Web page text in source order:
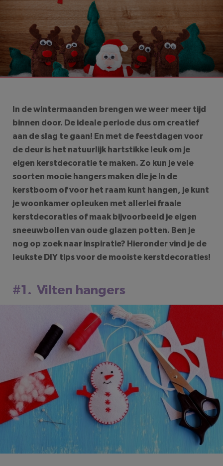
LEESTIJD: 5
MINUTEN
We raden je aan Albelli ,YourSurprise
te
bekijken
In de wintermaanden brengen we weer meer tijd
binnen door. De ideale periode dus om creatief
aan de slag te gaan! En met de feestdagen voor
de deur is het natuurlijk hartstikke leuk om je
eigen kerstdecoratie te maken. Zo kun je vele
soorten mooie hangers maken die je in de
kerstboom of voor het raam kunt hangen, je kunt
je woonkamer opleuken met allerlei fraaie
kerstdecoraties of maak bijvoorbeeld je eigen
sneeuwbollen van oude glazen potten. Ben je
nog op zoek naar inspiratie? Hieronder vind je de
leukste DIY tips voor de mooiste kerstdecoraties!
#1. Vilten hangers